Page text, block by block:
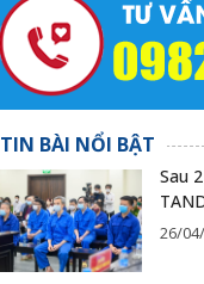
TIN BÀI NỔI BẬT
Sau
26/